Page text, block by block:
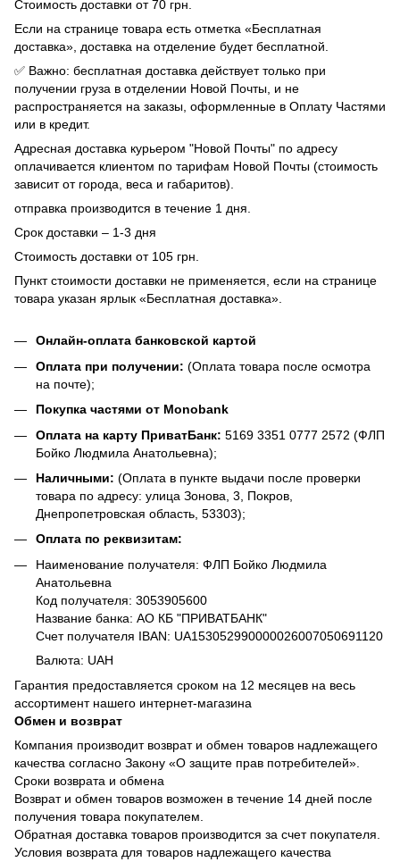
Стоимость доставки от 70 грн.
Если на странице товара есть отметка «Бесплатная
доставка», доставка на отделение будет бесплатной.
✅ Важно: бесплатная доставка действует только при
получении груза в отделении Новой Почты, и не
распространяется на заказы, оформленные в Оплату Частями
или в кредит.
Адресная доставка курьером "Новой Почты" по адресу
оплачивается клиентом по тарифам Новой Почты (стоимость
зависит от города, веса и габаритов).
отправка производится в течение 1 дня.
Срок доставки – 1-3 дня
Стоимость доставки от 105 грн.
Пункт стоимости доставки не применяется, если на странице
товара указан ярлык «Бесплатная доставка».
Онлайн-оплата банковской картой
Оплата при получении: (Оплата товара после осмотра
на почте);
Покупка частями от Monobank
Оплата на карту ПриватБанк: 5169 3351 0777 2572 (ФЛП
Бойко Людмила Анатольевна);
Наличными: (Оплата в пункте выдачи после проверки
товара по адресу: улица Зонова, 3, Покров,
Днепропетровская область, 53303);
Оплата по реквизитам:
Наименование получателя: ФЛП Бойко Людмила
Анатольевна
Код получателя: 3053905600
Название банка: АО КБ "ПРИВАТБАНК"
Счет получателя IBAN: UA153052990000026007050691120
Валюта: UAH
Гарантия предоставляется сроком на 12 месяцев на весь
ассортимент нашего интернет-магазина
Обмен и возврат
Компания производит возврат и обмен товаров надлежащего
качества согласно Закону «О защите прав потребителей».
Сроки возврата и обмена
Возврат и обмен товаров возможен в течение 14 дней после
получения товара покупателем.
Обратная доставка товаров производится за счет покупателя.
Условия возврата для товаров надлежащего качества